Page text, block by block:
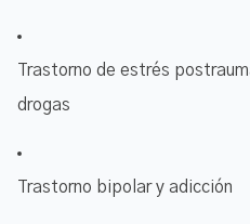
Trastorno de estrés
drogas
Trastorno bipolar y adicción